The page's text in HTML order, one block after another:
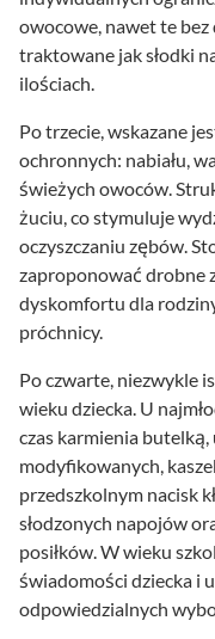
owocowe, nawet te
traktowane jak słodki
ilościach.
Po trzecie, wskazane
ochronnych: nabiału,
świeżych owoców.
żuciu, co stymuluje
oczyszczaniu zębów.
zaproponować drobne
dyskomfortu dla
próchnicy.
Po czwarte, niezwykle
wieku dziecka. U
czas karmienia butelką,
modyfikowanych,
przedszkolnym nacisk
słodzonych napojów
posiłków. W wieku
świadomości dziecka i
odpowiedzialnych